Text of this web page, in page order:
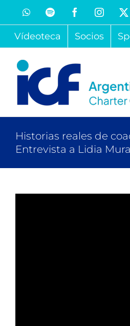
Saltar
al
contenido
WhatsAppSpotify Facebook X
Vídeoteca Socios
Historias reales de
Entrevista a Lidia